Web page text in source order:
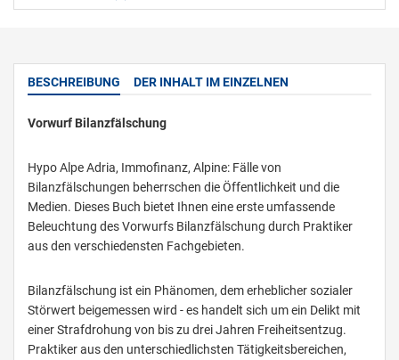
BESCHREIBUNG DER INHALT IM EINZELNEN
Vorwurf Bilanzfälschung
Hypo Alpe Adria, Immofinanz, Alpine: Fälle von
Bilanzfälschungen beherrschen die Öffentlichkeit und die
Medien. Dieses Buch bietet Ihnen eine erste umfassende
Beleuchtung des Vorwurfs Bilanzfälschung durch Praktiker
aus den verschiedensten Fachgebieten.
Bilanzfälschung ist ein Phänomen, dem erheblicher sozialer
Störwert beigemessen wird - es handelt sich um ein Delikt mit
einer Strafdrohung von bis zu drei Jahren Freiheitsentzug.
Praktiker aus den unterschiedlichsten Tätigkeitsbereichen,